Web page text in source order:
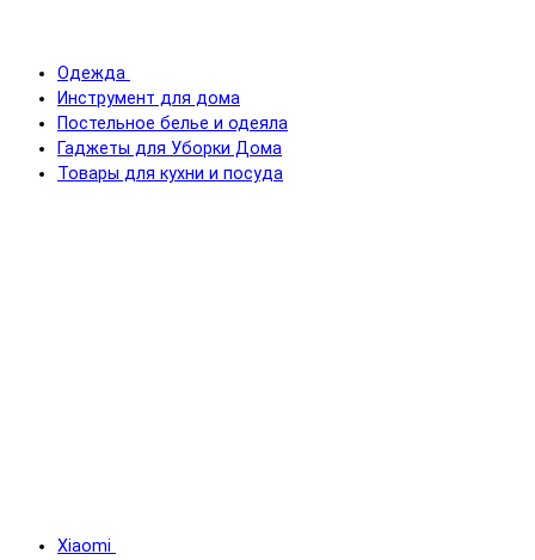
Одежда
Инструмент для дома
Постельное белье и одеяла
Гаджеты для Уборки Дома
Товары для кухни и посуда
Xiaomi